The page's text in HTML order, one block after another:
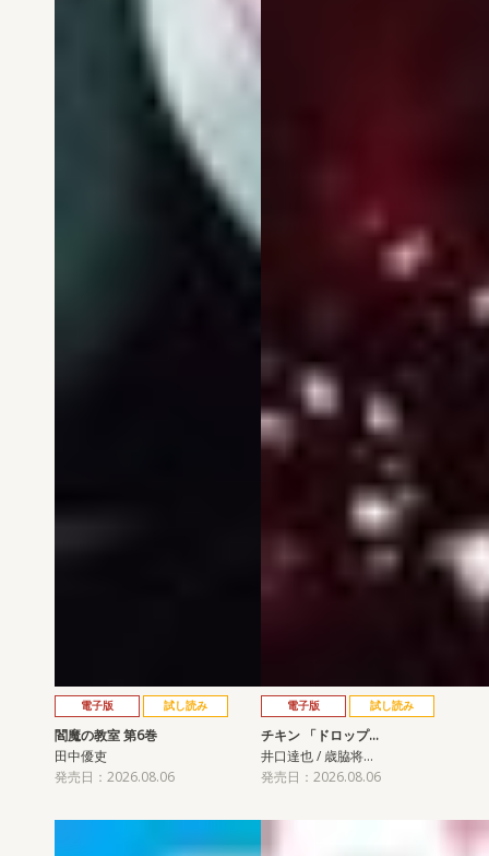
電子版 試し読み
閻魔の教室 第6巻
田中優吏
発売日：2026.08.06
電子版 試し読み
チキン 「ドロップ…
井口達也 / 歳脇将…
発売日：2026.08.06